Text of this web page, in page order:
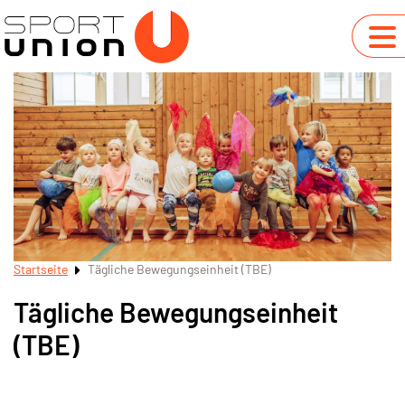
Startseite Tägliche Bewegungseinheit (TBE)
Tägliche Bewegungseinheit
(TBE)